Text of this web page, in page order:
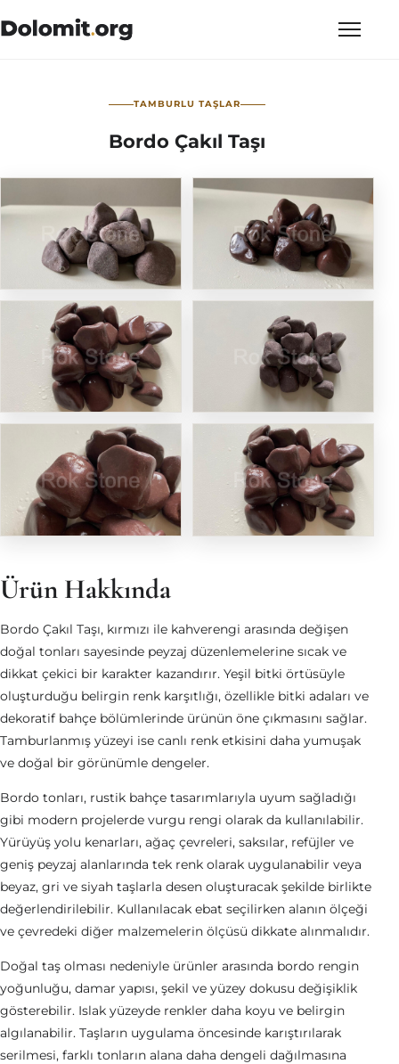
TAMBURLU TAŞLAR
Bordo Çakıl Taşı
Ürün Hakkında
Bordo Çakıl Taşı, kırmızı ile kahverengi arasında değişen
doğal tonları sayesinde peyzaj düzenlemelerine sıcak ve
dikkat çekici bir karakter kazandırır. Yeşil bitki örtüsüyle
oluşturduğu belirgin renk karşıtlığı, özellikle bitki adaları ve
dekoratif bahçe bölümlerinde ürünün öne çıkmasını sağlar.
Tamburlanmış yüzeyi ise canlı renk etkisini daha yumuşak
ve doğal bir görünümle dengeler.
Bordo tonları, rustik bahçe tasarımlarıyla uyum sağladığı
gibi modern projelerde vurgu rengi olarak da kullanılabilir.
Yürüyüş yolu kenarları, ağaç çevreleri, saksılar, refüjler ve
geniş peyzaj alanlarında tek renk olarak uygulanabilir veya
beyaz, gri ve siyah taşlarla desen oluşturacak şekilde birlikte
değerlendirilebilir. Kullanılacak ebat seçilirken alanın ölçeği
ve çevredeki diğer malzemelerin ölçüsü dikkate alınmalıdır.
Doğal taş olması nedeniyle ürünler arasında bordo rengin
yoğunluğu, damar yapısı, şekil ve yüzey dokusu değişiklik
gösterebilir. Islak yüzeyde renkler daha koyu ve belirgin
algılanabilir. Taşların uygulama öncesinde karıştırılarak
serilmesi, farklı tonların alana daha dengeli dağılmasına